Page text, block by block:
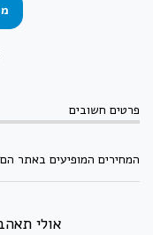
פרטים חשובים
המחירים המופיעים באתר הם
אולי